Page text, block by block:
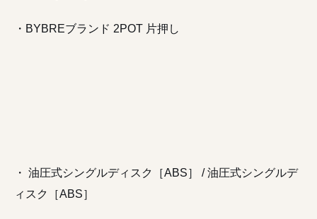
・BYBREブランド 2POT 片押し
・ 油圧式シングルディスク［ABS］ / 油圧式シングルデ
ィスク［ABS］